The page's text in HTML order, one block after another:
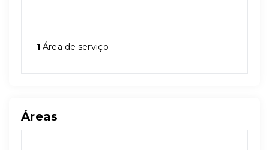
1 Área de serviço
Áreas